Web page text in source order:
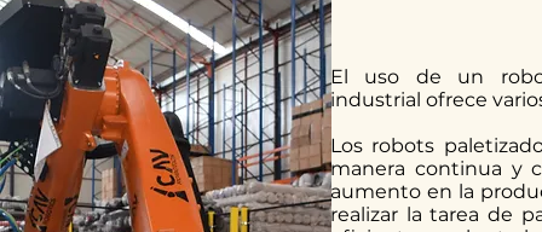
El uso de un
industrial ofrece
Los robots
manera continua y
aumento en la
realizar la tarea de